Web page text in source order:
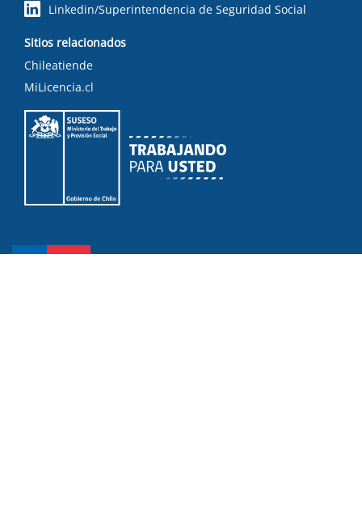
Linkedin/Superintendencia de Seguridad Social
Sitios relacionados
Chileatiende
MiLicencia.cl